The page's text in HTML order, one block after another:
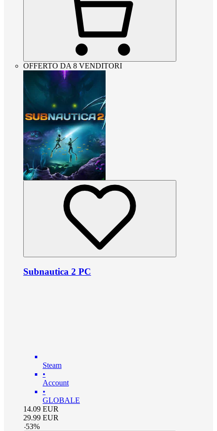
OFFERTO DA 8 VENDITORI
Subnautica 2 PC
Steam
•
Account
•
GLOBALE
14.09 EUR
29.99 EUR
-53%